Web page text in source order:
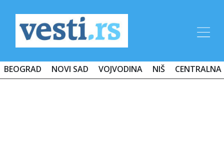
BEOGRAD NOVI SAD VOJVODINA NIŠ CENTRALNA